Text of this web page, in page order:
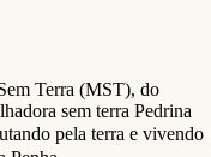
Terra (MST), do
sem terra Pedrina
pela terra e vivendo